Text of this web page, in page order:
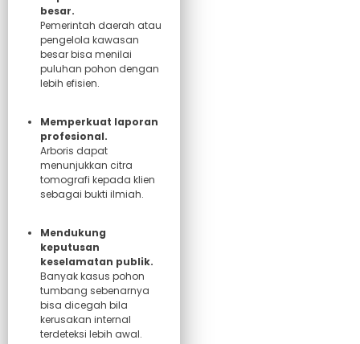
besar.
Pemerintah daerah atau
pengelola kawasan
besar bisa menilai
puluhan pohon dengan
lebih efisien.
Memperkuat laporan
profesional.
Arboris dapat
menunjukkan citra
tomografi kepada klien
sebagai bukti ilmiah.
Mendukung
keputusan
keselamatan publik.
Banyak kasus pohon
tumbang sebenarnya
bisa dicegah bila
kerusakan internal
terdeteksi lebih awal.